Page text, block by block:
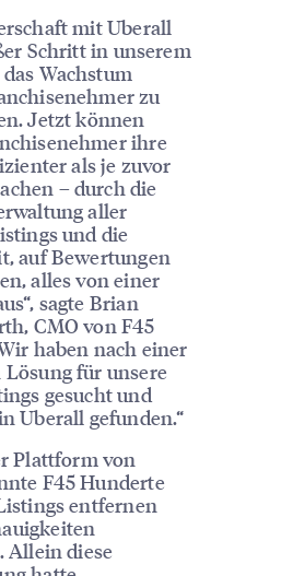
mit Uberall
Schritt in unserem
Wachstum
zu
Jetzt können
ihre
als je zuvor
– durch die
aller
und die
auf Bewertungen
alles von einer
sagte Brian
CMO von F45
haben nach einer
für unsere
gesucht und
Uberall gefunden.“
Plattform von
F45 Hunderte
entfernen
Allein diese